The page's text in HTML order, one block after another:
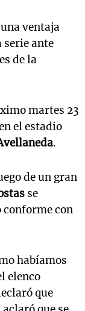
ventaja
serie ante
de la
martes 23
el estadio
.
de un gran
se
conforme con
habíamos
elenco
que